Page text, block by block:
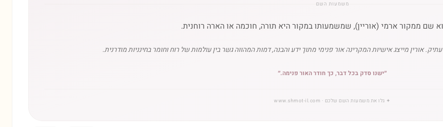
משמעות השם
שם ממקור ארמי (אוריין), שמשמעותו במקור היא תורה, חוכמה או הארה רוחנית.
אורין מייצג אישיות המקרינה אור פנימי מתוך ידע והבנה, דמות המהווה גשר בין עולמות של רוח וחומר בחינניות מודרנית.
״ישנו סדק בכל דבר, כך חודר האור פנימה.״
✦ גלו את משמעות השם שלכם · www.shmot-il.com